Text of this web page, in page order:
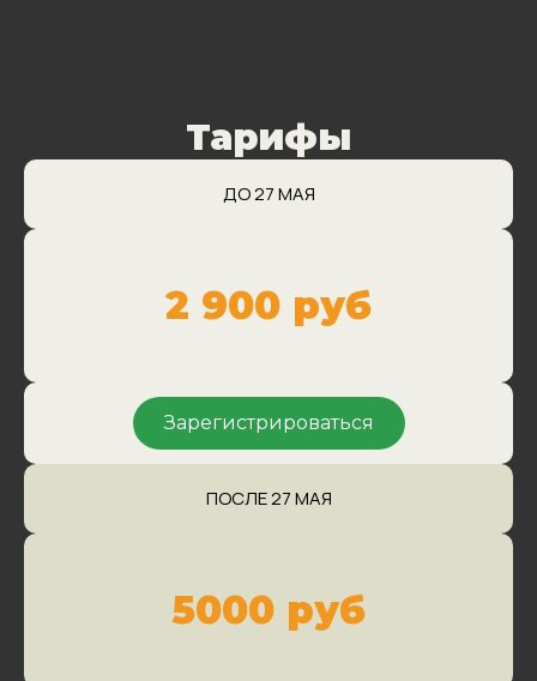
Тарифы
ДО 27 МАЯ
2 900 руб
Зарегистрироваться
ПОСЛЕ 27 МАЯ
5000 руб